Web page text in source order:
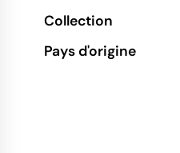
Collection
Pays d'origine